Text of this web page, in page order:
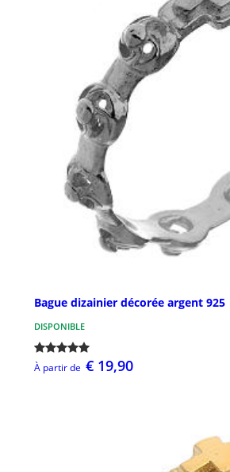
Bague dizainier décorée argent 925
DISPONIBLE
À partir de € 19,90